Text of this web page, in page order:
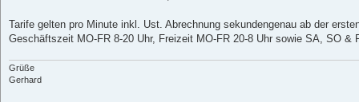
Tarife gelten pro Minute inkl. Ust. Abrechnung sekundengenau ab der
Geschäftszeit MO-FR 8-20 Uhr, Freizeit MO-FR 20-8 Uhr sowie SA, SO &
Grüße
Gerhard